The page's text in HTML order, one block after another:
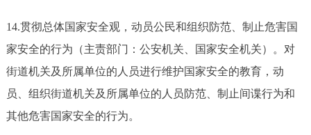
14.贯彻总体国家安全观，动员公民和组织防范、制止危害国
家安全的行为（主责部门：公安机关、国家安全机关）。对
街道机关及所属单位的人员进行维护国家安全的教育，动
员、组织街道机关及所属单位的人员防范、制止间谍行为和
其他危害国家安全的行为。